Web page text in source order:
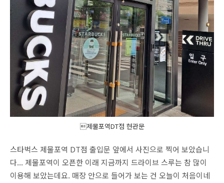
제물포역DT점 현관문
스타벅스 제물포역 DT점 출입문 앞에서 사진으로 찍어 보았습니
다... 제물포역이 오픈한 이래 지금까지 드라이브 스루는 참 많이
이용해 보았는데요. 매장 안으로 들어가 보는 건 오늘이 처음이네